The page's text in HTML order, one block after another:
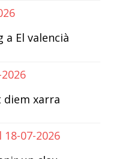
a El valencià
diem xarra
07-2026